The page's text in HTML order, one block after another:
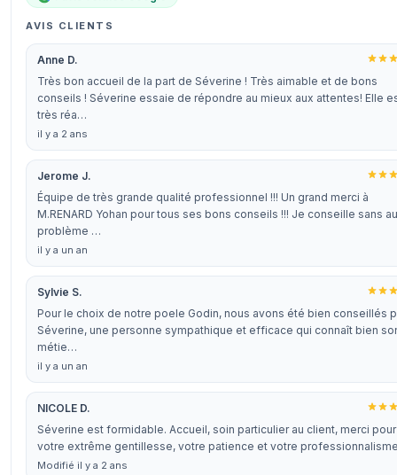
AVIS CLIENTS
Anne D.
Très bon accueil de la part de Séverine ! Très aimable et de bons
conseils ! Séverine essaie de répondre au mieux aux attentes! Elle
très réa…
il y a 2 ans
Jerome J.
Équipe de très grande qualité professionnel !!! Un grand merci à
M.RENARD Yohan pour tous ses bons conseils !!! Je conseille sans
problème …
il y a un an
Sylvie S.
Pour le choix de notre poele Godin, nous avons été bien conseillés
Séverine, une personne sympathique et efficace qui connaît bien
métie…
il y a un an
NICOLE D.
Séverine est formidable. Accueil, soin particulier au client, merci pour
votre extrême gentillesse, votre patience et votre
Modifié il y a 2 ans